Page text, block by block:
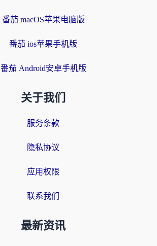
番茄 macOS苹果电脑版
番茄 ios苹果手机版
番茄 Android安卓手机版
关于我们
服务条款
隐私协议
应用权限
联系我们
最新资讯